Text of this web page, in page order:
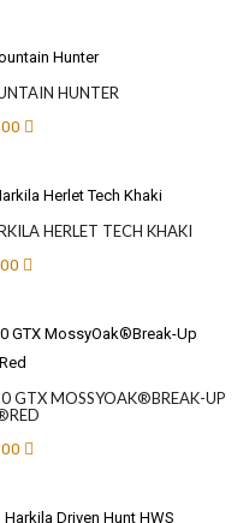
HUNTER
HERLET TECH KHAKI
GTX MOSSYOAK®BREAK-UP